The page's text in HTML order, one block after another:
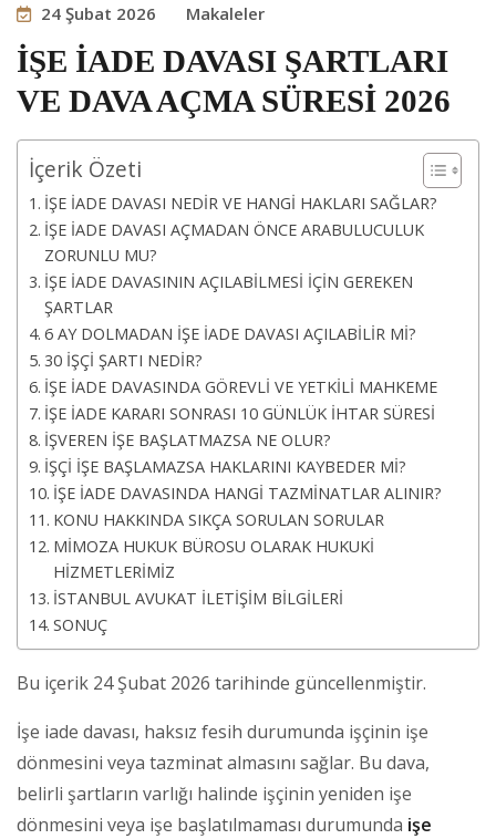
24 Şubat 2026 Makaleler
İŞE İADE DAVASI ŞARTLARI
VE DAVA AÇMA SÜRESİ 2026
İçerik Özeti
İŞE İADE DAVASI NEDİR VE HANGİ HAKLARI SAĞLAR?
İŞE İADE DAVASI AÇMADAN ÖNCE ARABULUCULUK
ZORUNLU MU?
İŞE İADE DAVASININ AÇILABİLMESİ İÇİN GEREKEN
ŞARTLAR
6 AY DOLMADAN İŞE İADE DAVASI AÇILABİLİR Mİ?
30 İŞÇİ ŞARTI NEDİR?
İŞE İADE DAVASINDA GÖREVLİ VE YETKİLİ MAHKEME
İŞE İADE KARARI SONRASI 10 GÜNLÜK İHTAR SÜRESİ
İŞVEREN İŞE BAŞLATMAZSA NE OLUR?
İŞÇİ İŞE BAŞLAMAZSA HAKLARINI KAYBEDER Mİ?
İŞE İADE DAVASINDA HANGİ TAZMİNATLAR ALINIR?
KONU HAKKINDA SIKÇA SORULAN SORULAR
MİMOZA HUKUK BÜROSU OLARAK HUKUKİ
HİZMETLERİMİZ
İSTANBUL AVUKAT İLETİŞİM BİLGİLERİ
SONUÇ
Bu içerik 24 Şubat 2026 tarihinde güncellenmiştir.
İşe iade davası, haksız fesih durumunda işçinin işe
dönmesini veya tazminat almasını sağlar. Bu dava,
belirli şartların varlığı halinde işçinin yeniden işe
dönmesini veya işe başlatılmaması durumunda işe